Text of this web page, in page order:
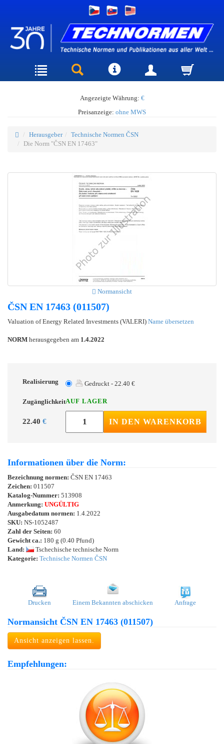
Angezeigte Währung: €
Preisanzeige: ohne MWS
Herausgeber
Technische Normen ČSN
Die Norm "ČSN EN 17463"
Normansicht
ČSN EN 17463 (011507)
Valuation of Energy Related Investments (VALERI) Name übersetzen
NORM herausgegeben am 1.4.2022
Realisierung Gedruckt - 22.40 €
ZugänglichkeitAUF LAGER
22.40 € IN DEN WARENKORB
Informationen über die Norm:
Bezeichnung normen: ČSN EN 17463
Zeichen: 011507
Katalog-Nummer: 513908
Anmerkung: UNGÜLTIG
Ausgabedatum normen: 1.4.2022
SKU: NS-1052487
Zahl der Seiten: 60
Gewicht ca.: 180 g (0.40 Pfund)
Land:
Tschechische technische Norm
Kategorie: Technische Normen ČSN
Drucken Einem Bekannten abschicken Anfrage
Normansicht ČSN EN 17463 (011507)
Ansicht anzeigen lassen.
Empfehlungen: